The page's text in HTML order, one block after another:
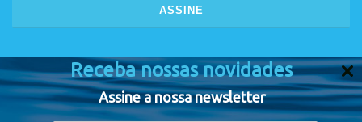
Receba nossas novidades
Assine a nossa newsletter